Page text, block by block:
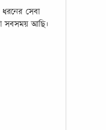
সেবা
সবসময় আছি।